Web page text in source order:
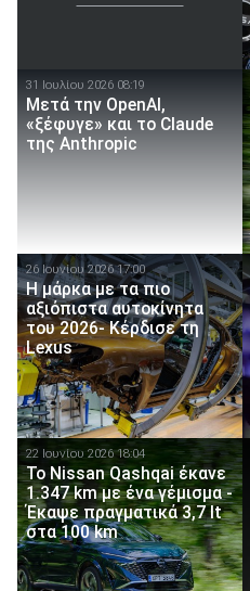
31 Ιουλίου 2026 08:19
Μετά την OpenAI,
«ξέφυγε» και το Claude
της Anthropic
26 Ιουνίου 2026 17:00
Η μάρκα με τα πιο
αξιόπιστα αυτοκίνητα
του 2026- Κέρδισε τη
Lexus
22 Ιουνίου 2026 18:04
To Nissan Qashqai έκανε
1.347 km με ένα γέμισμα -
Έκαψε πραγματικά 3,7 lt
στα 100 km